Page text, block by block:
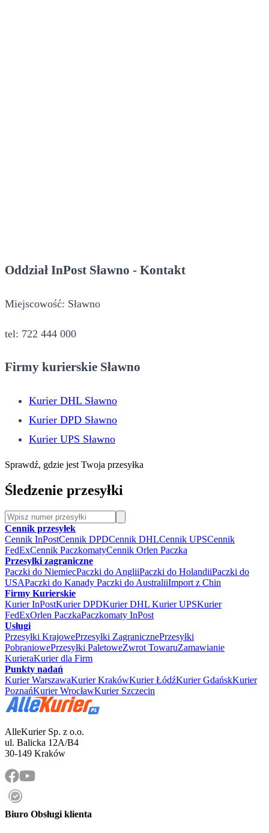
Oddział InPost Sławno - Kontakt
Miejscowość: Sławno
tel: 722 444 000
Firmy kurierskie Sławno
Kurier DHL Sławno
Kurier DPD Sławno
Kurier UPS Sławno
Sprawdź, gdzie jest Twoja przesyłka
Śledzenie przesyłki
Cennik przesyłek
Cennik InPostCennik DPDCennik DHLCennik UPSCennik
FedExCennik PaczkomatyCennik Orlen Paczka
Przesyłki zagraniczne
Paczki do NiemiecPaczki do AngliiPaczki do HolandiiPaczki do
USAPaczki do Kanady Paczki do AustraliiImport z Chin
Firmy Kurierskie
Kurier InPostKurier DPDKurier DHL Kurier UPSKurier
FedExOrlen PaczkaPaczkomaty InPost
Usługi
Przesyłki KrajowePrzesyłki ZagranicznePrzesyłki
PobraniowePrzesyłki PaletoweZwrot TowaruZamawianie
KurieraKurier dla Firm
Punkty nadań
Kurier WarszawaKurier KrakówKurier ŁódźKurier GdańskKurier
PoznańKurier WrocławKurier Szczecin
AlleKurier Sp. z o.o.
ul. Balicka 12A/B4
30-149 Kraków
Biuro Obsługi klienta